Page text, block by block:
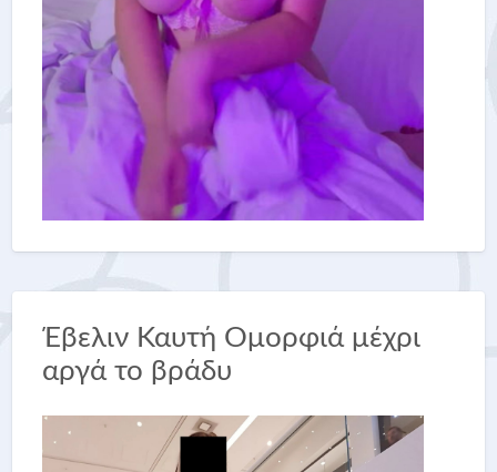
Έβελιν Καυτή Ομορφιά μέχρι
αργά το βράδυ